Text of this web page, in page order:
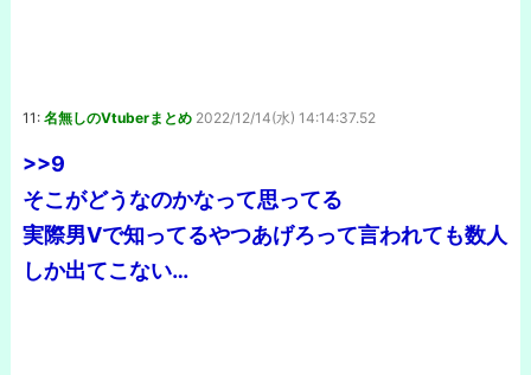
11: 名無しのVtuberまとめ 2022/12/14(水) 14:14:37.52
>>9
そこがどうなのかなって思ってる
実際男Vで知ってるやつあげろって言われても数人
しか出てこない…